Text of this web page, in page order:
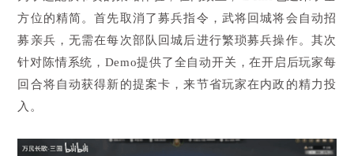
方位的精简。首先取消了募兵指令，武将回城将会自动招
募亲兵，无需在每次部队回城后进行繁琐募兵操作。其次
针对陈情系统，Demo提供了全自动开关，在开启后玩家每
回合将自动获得新的提案卡，来节省玩家在内政的精力投
入。